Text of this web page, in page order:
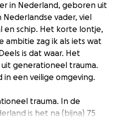
in Nederland, geboren uit
vader, viel
en schip. Het korte lontje,
zag ik als iets wat
is dat waar. Het
generationeel trauma.
in een veilige omgeving.
trauma. In de
is het na (bijna) 75
Maar de nieuwe